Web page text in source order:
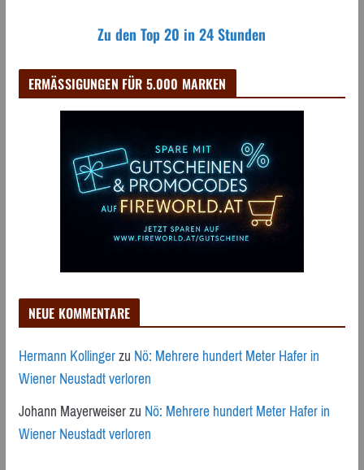
Zu den Top 20 in 24 Stunden
ERMÄSSIGUNGEN FÜR 5.000 MARKEN
NEUE KOMMENTARE
Hermann KollingerzuNö: Mehrere hundert Meter Hafer in
Wiener Neustadt verloren
Johann MayerweiserzuNö: Mehrere hundert Meter Hafer in
Wiener Neustadt verloren